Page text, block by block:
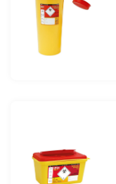
Zeig mehr
Spezifikation
0,50 MM